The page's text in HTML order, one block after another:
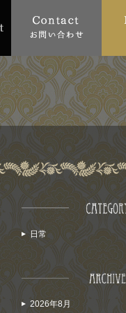
日常
2026年8月